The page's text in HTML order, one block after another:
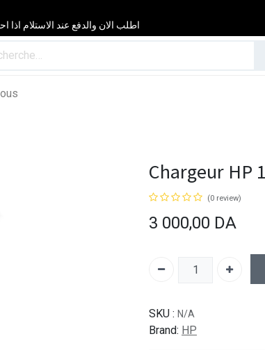
اطلب الان والدفع عند الاستلام اذا احتجت مساعدة 24/24 & 7/7 لا
Chargeur HP
(0 review)
3 000,00 DA
SKU : N/A
Brand: HP